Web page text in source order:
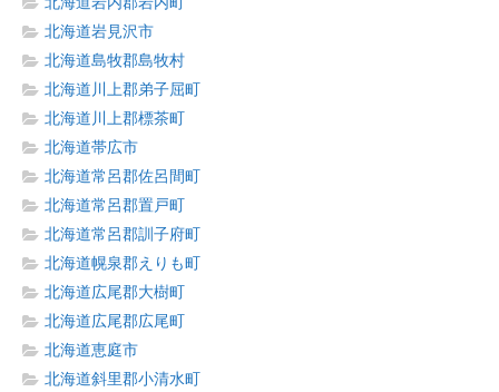
北海道岩見沢市
北海道島牧郡島牧村
北海道川上郡弟子屈町
北海道川上郡標茶町
北海道帯広市
北海道常呂郡佐呂間町
北海道常呂郡置戸町
北海道常呂郡訓子府町
北海道幌泉郡えりも町
北海道広尾郡大樹町
北海道広尾郡広尾町
北海道恵庭市
北海道斜里郡小清水町